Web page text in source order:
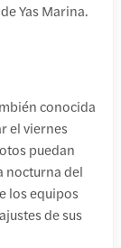
Yas Marina.
conocida
el viernes
puedan
nocturna del
los equipos
de sus